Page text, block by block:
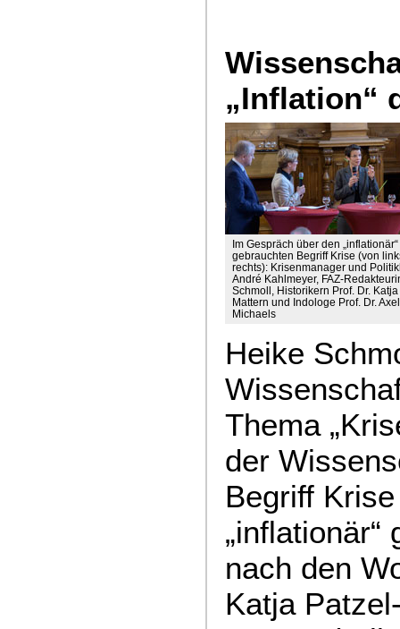
„Inflation“
Im Gespräch über den „inflationär“
gebrauchten Begriff Krise (von
rechts): Krisenmanager und
André Kahlmeyer, FAZ-
Schmoll, Historikern Prof. Dr.
Mattern und Indologe Prof. Dr. Axel
Michaels
Heike
Thema
der
Begriff
nach den
Katja